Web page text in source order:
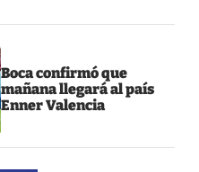
Boca confirmó que
mañana llegará al país
Enner Valencia